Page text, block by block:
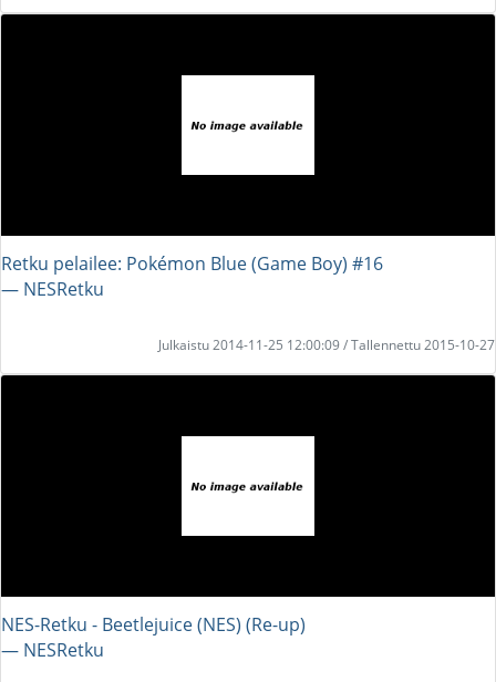
Retku pelailee: Pokémon Blue (Game Boy) #16
― NESRetku
Julkaistu 2014-11-25 12:00:09 / Tallennettu 2015-10-27
NES-Retku - Beetlejuice (NES) (Re-up)
― NESRetku